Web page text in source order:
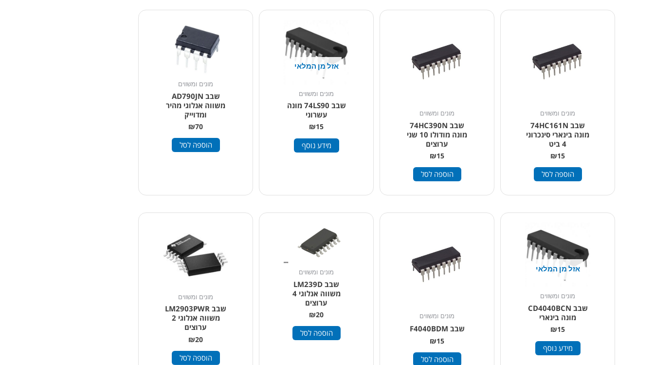
מונים ומשווים
שבב 74HC161N
מונה בינארי סינכרוני
4 ביט
₪15
הוספה לסל
מונים ומשווים
שבב 74HC390N
מונה מודולו 10 שני
ערוצים
₪15
הוספה לסל
אזל מן המלאי
מונים ומשווים
שבב 74LS90 מונה
עשרוני
₪15
מידע נוסף
מונים ומשווים
שבב AD790JN
משווה אנלוגי מהיר
ומדוייק
₪70
הוספה לסל
אזל מן המלאי
מונים ומשווים
שבב CD4040BCN
מונה בינארי
₪15
מידע נוסף
מונים ומשווים
שבב F4040BDM
₪15
הוספה לסל
מונים ומשווים
שבב LM239D
משווה אנלוגי 4
ערוצים
₪20
הוספה לסל
מונים ומשווים
שבב LM2903PWR
משווה אנלוגי 2
ערוצים
₪20
הוספה לסל